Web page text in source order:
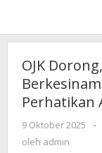
konten
OJK
Perhatikan
9 Oktober 2025 -
oleh admin